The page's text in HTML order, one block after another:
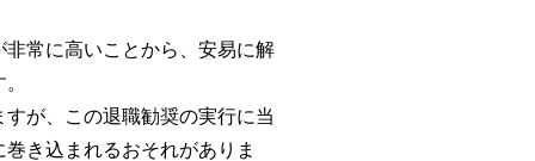
常に高いことから、安易に解
が、この退職勧奨の実行に当
き込まれるおそれがありま